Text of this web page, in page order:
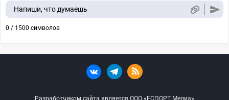
Напиши, что думаешь
0 / 1500 символов
Разработчиком сайта является ООО «ЕСПОРТ Медиа»